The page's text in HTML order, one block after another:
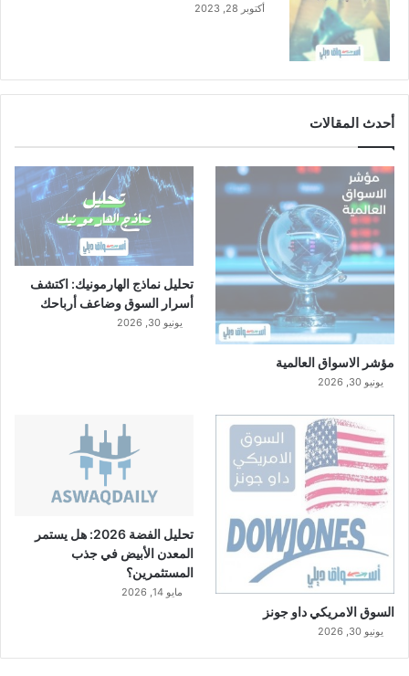
أكتوبر 28, 2023
أحدث المقالات
مؤشر الاسواق العالمية
يونيو 30, 2026
تحليل نماذج الهارمونيك: اكتشف
أسرار السوق وضاعف أرباحك
يونيو 30, 2026
السوق الامريكي داو جونز
يونيو 30, 2026
تحليل الفضة 2026: هل يستمر
المعدن الأبيض في جذب
المستثمرين؟
مايو 14, 2026